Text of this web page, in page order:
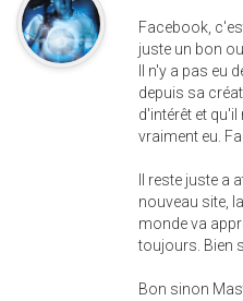
Facebook,
juste un bon
Il n'y a pas eu
depuis sa
d'intérêt et
vraiment eu.
Il reste juste a
nouveau site,
monde va
toujours. Bien
Bon sinon